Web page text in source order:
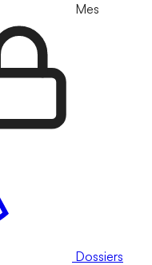
Mes
Dossiers